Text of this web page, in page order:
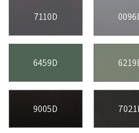
7110D
6459D
9005D